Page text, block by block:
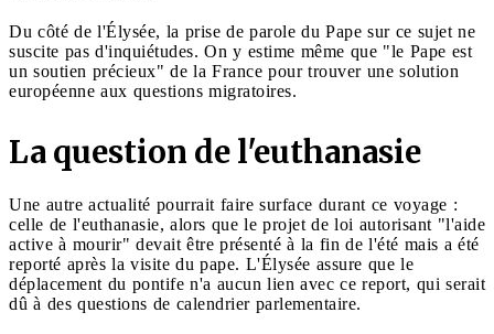
Du côté de l'Élysée, la prise de parole du Pape sur ce sujet ne
suscite pas d'inquiétudes. On y estime même que "le Pape est
un soutien précieux" de la France pour trouver une solution
européenne aux questions migratoires.
La question de l'euthanasie
Une autre actualité pourrait faire surface durant ce voyage :
celle de l'euthanasie, alors que le projet de loi autorisant "l'aide
active à mourir" devait être présenté à la fin de l'été mais a été
reporté après la visite du pape. L'Élysée assure que le
déplacement du pontife n'a aucun lien avec ce report, qui serait
dû à des questions de calendrier parlementaire.